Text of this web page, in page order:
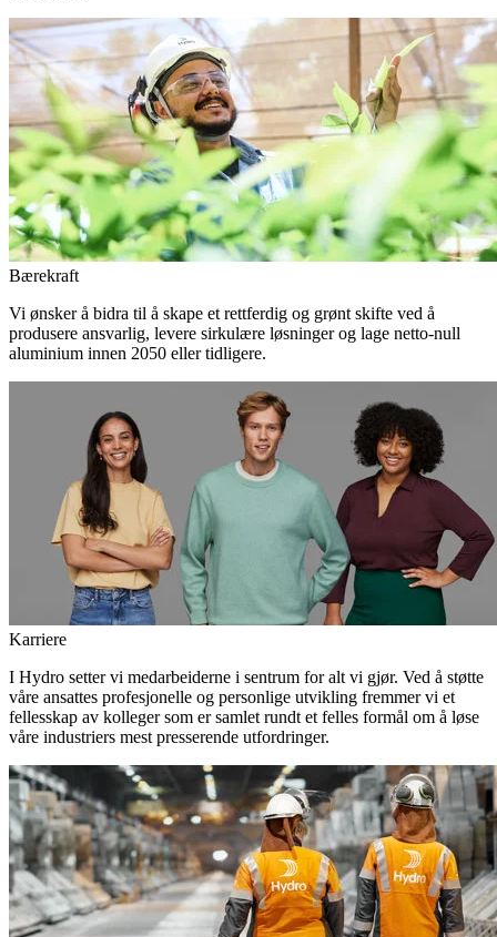
Bærekraft
Vi ønsker å bidra til å skape et rettferdig og grønt skifte ved å
produsere ansvarlig, levere sirkulære løsninger og lage netto-null
aluminium innen 2050 eller tidligere.
Karriere
I Hydro setter vi medarbeiderne i sentrum for alt vi gjør. Ved å støtte
våre ansattes profesjonelle og personlige utvikling fremmer vi et
fellesskap av kolleger som er samlet rundt et felles formål om å løse
våre industriers mest presserende utfordringer.